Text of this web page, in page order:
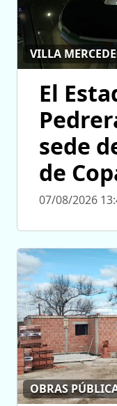
VILLA
El
sede
de
07/08/2026
OBRAS